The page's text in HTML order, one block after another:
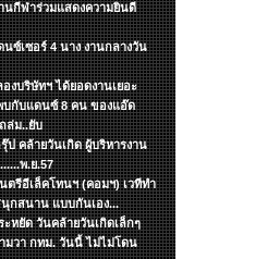
นกีฬาร่วมแสดงความยินดี
ซ์เซอร์ 4 นาง งานกลางวัน
งบริษัทฯ ได้ยอดงานเยอะ
บกับแดนซ์ 8 คน ของแอ๊ด
ล่ม..ยับ
ป คล้ายวันเกิด ผู้บริหารงาน
พ.ย.57
รีอีเล็คโทนฯ (คอมฯ) เวทีทำ
กสนาน แบบกันเอง...
หยัด วันคล้ายวันเกิดเล็กๆ
มวา กทม. วันนี้ ไม่ไม่โดน